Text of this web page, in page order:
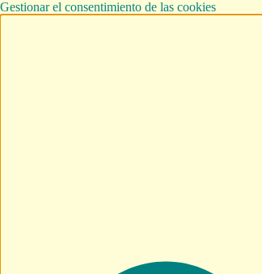
Gestionar el consentimiento de las cookies